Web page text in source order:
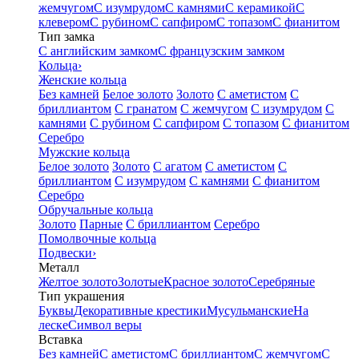
жемчугомС изумрудомС камнямиС керамикойС
клеверомС рубиномС сапфиромС топазомС фианитом
Тип замка
С английским замкомС французским замком
Кольца›
Женские кольца
Без камней Белое золото Золото С аметистом С
бриллиантом С гранатом С жемчугом С изумрудом С
камнями С рубином С сапфиром С топазом С фианитом
Серебро
Мужские кольца
Белое золото Золото С агатом С аметистом С
бриллиантом С изумрудом С камнями С фианитом
Серебро
Обручальные кольца
Золото Парные С бриллиантом Серебро
Помолвочные кольца
Подвески›
Металл
Желтое золотоЗолотыеКрасное золотоСеребряные
Тип украшения
БуквыДекоративные крестикиМусульманскиеНа
лескеСимвол веры
Вставка
Без камнейС аметистомС бриллиантомС жемчугомС